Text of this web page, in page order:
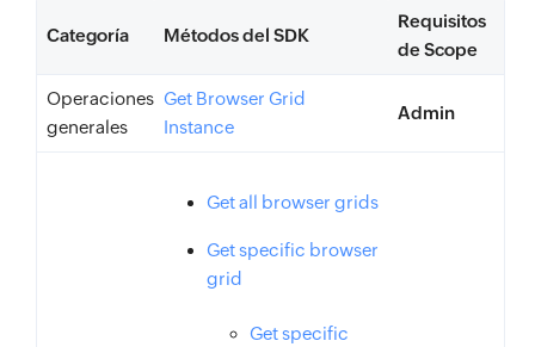
Categoría Métodos del SDK
Requisitos
de Scope
Operaciones
generales
Get Browser Grid
Instance
Admin
Get all browser grids
Get specific browser
grid
Get specific